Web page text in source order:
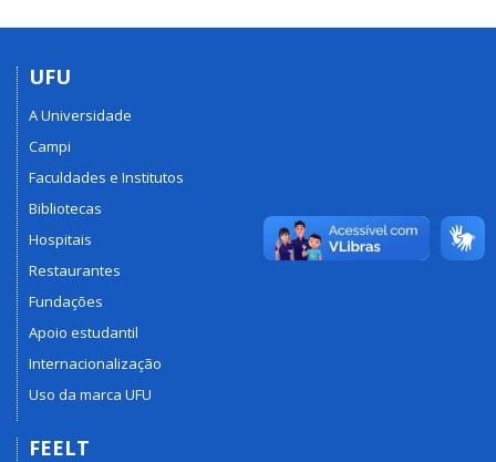
UFU
A Universidade
Campi
Faculdades e Institutos
Bibliotecas
Hospitais
Restaurantes
Fundações
Apoio estudantil
Internacionalização
Uso da marca UFU
FEELT